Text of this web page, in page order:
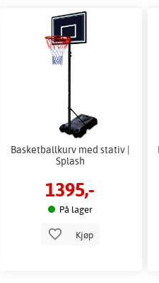
Basketballkurv med stativ |
Splash
1395,-
På lager
Kjøp